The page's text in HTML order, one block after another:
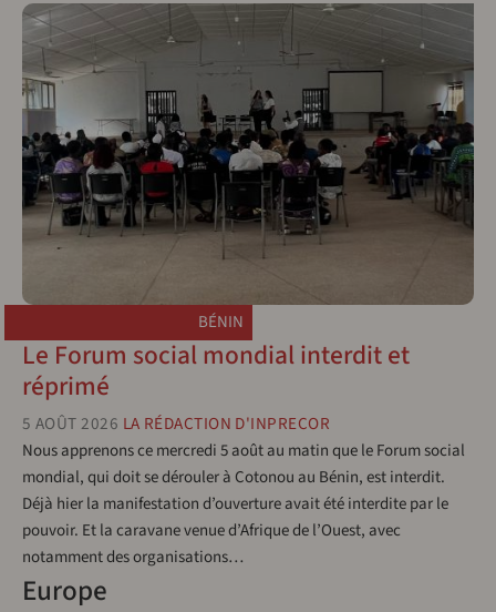
BÉNIN
Le Forum social mondial interdit et
réprimé
5 AOÛT 2026 LA RÉDACTION D'INPRECOR
Nous apprenons ce mercredi 5 août au matin que le Forum social
mondial, qui doit se dérouler à Cotonou au Bénin, est interdit.
Déjà hier la manifestation d’ouverture avait été interdite par le
pouvoir. Et la caravane venue d’Afrique de l’Ouest, avec
notamment des organisations…
Europe